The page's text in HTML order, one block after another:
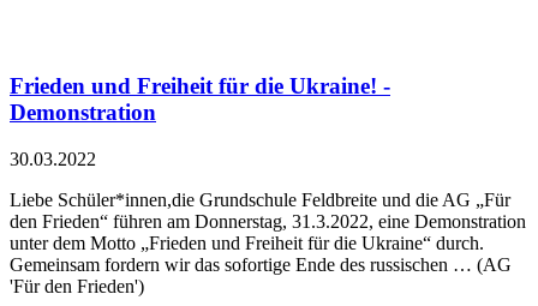
Frieden und Freiheit für die Ukraine! -
Demonstration
30.03.2022
Liebe Schüler*innen,die Grundschule Feldbreite und die AG „Für
den Frieden“ führen am Donnerstag, 31.3.2022, eine Demonstration
unter dem Motto „Frieden und Freiheit für die Ukraine“ durch.
Gemeinsam fordern wir das sofortige Ende des russischen … (AG
'Für den Frieden')